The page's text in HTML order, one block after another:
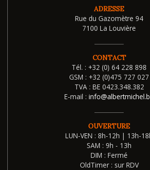
ADRESSE
Rue du Gazomètre 94
7100 La Louvière
CONTACT
Tél. : +32 (0) 64 228 898
GSM : +32 (0)475 727 027
TVA : BE 0423.348.382
E-mail :
OUVERTURE
LUN-VEN : 8h-12h | 13h-
SAM : 9h - 13h
DIM : Fermé
OldTimer : sur RDV